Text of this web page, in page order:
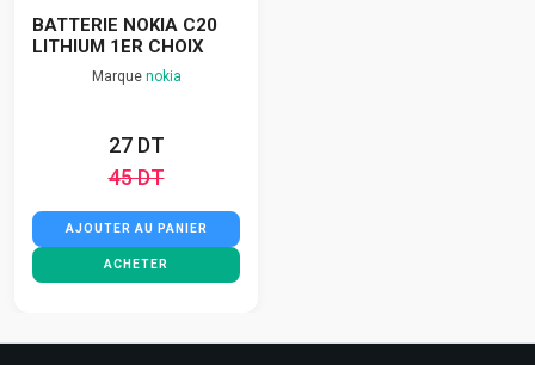
BATTERIE NOKIA C20
LITHIUM 1ER CHOIX
Marque nokia
27 DT
45 DT
AJOUTER AU PANIER
ACHETER